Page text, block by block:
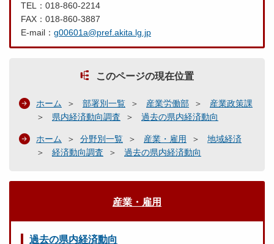
TEL：018-860-2214
FAX：018-860-3887
E-mail： g00601a@pref.akita.lg.jp
このページの現在位置
ホーム 部署別一覧 産業労働部
産業政策課
県内経済動向調査
過去の県内経済動向
ホーム 分野別一覧 産業・雇用
地域経済
経済動向調査
過去の県内経済動向
産業・雇用
過去の県内経済動向